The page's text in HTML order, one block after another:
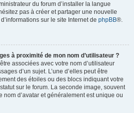
du forum d’installer la langue
pas à créer et partager une nouvelle
sur le site Internet de phpBB®.
à proximité de mon nom d’utilisateur ?
associées avec votre nom d’utilisateur
d’un sujet. L’une d’elles peut être
des étoiles ou des blocs indiquant votre
sur le forum. La seconde image, souvent
nom d’avatar et généralement est unique ou